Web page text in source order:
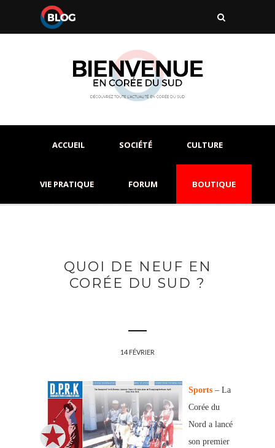
ACCUEIL SOCIÉTÉ CULTURE
VIE PRATIQUE FORUM BOUTIQUE
QUOI DE NEUF EN
CORÉE DU SUD ?
14 FÉVRIER
Sports – La
Corée du
Nord a lancé
son premier